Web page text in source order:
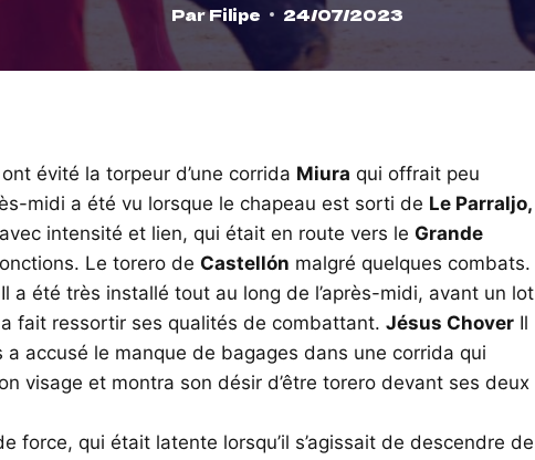
ParFilipe 24/07/2023
évité la torpeur d’une corrida Miura qui offrait peu
midi a été vu lorsque le chapeau est sorti de Le Parraljo,
intensité et lien, qui était en route vers le Grande
Le torero de Castellón malgré quelques combats.
Il a été très installé tout au long de l’après-midi, avant un lot
fait ressortir ses qualités de combattant. Jésus Chover Il
a accusé le manque de bagages dans une corrida qui
visage et montra son désir d’être torero devant ses deux
force, qui était latente lorsqu’il s’agissait de descendre de